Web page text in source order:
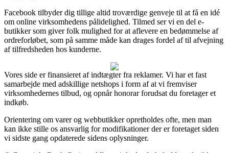
Facebook tilbyder dig tillige altid troværdige genveje til at få en idé
om online virksomhedens pålidelighed. Tilmed ser vi en del e-
butikker som giver folk mulighed for at aflevere en bedømmelse af
ordreforløbet, som på samme måde kan drages fordel af til afvejning
af tilfredsheden hos kunderne.
Vores side er finansieret af indtægter fra reklamer. Vi har et fast
samarbejde med adskillige netshops i form af at vi fremviser
virksomhedernes tilbud, og opnår honorar forudsat du foretager et
indkøb.
Orientering om varer og webbutikker opretholdes ofte, men man
kan ikke stille os ansvarlig for modifikationer der er foretaget siden
vi sidste gang opdaterede sidens oplysninger.